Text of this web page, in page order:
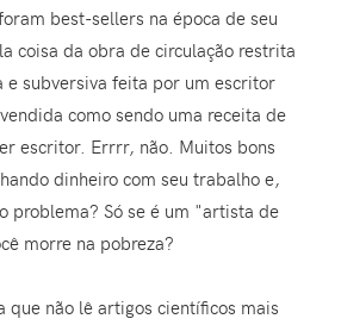
best-sellers na época de seu
coisa da obra de circulação restrita
e subversiva feita por um escritor
como sendo uma receita de
escritor. Errrr, não. Muitos bons
dinheiro com seu trabalho e,
problema? Só se é um "artista de
morre na pobreza?
que não lê artigos científicos mais